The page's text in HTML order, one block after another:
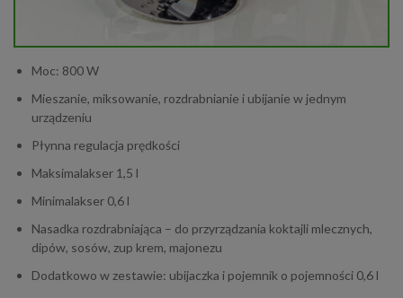
Moc: 800 W
Mieszanie, miksowanie, rozdrabnianie i ubijanie w jednym
urządzeniu
Płynna regulacja prędkości
Maksimalakser 1,5 l
Minimalakser 0,6 l
Nasadka rozdrabniająca – do przyrządzania koktajli mlecznych,
dipów, sosów, zup krem, majonezu
Dodatkowo w zestawie: ubijaczka i pojemnik o pojemności 0,6 l